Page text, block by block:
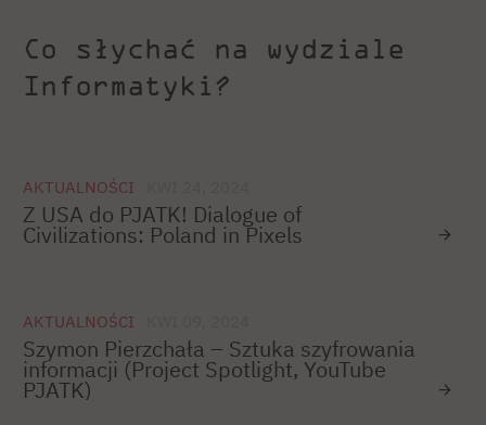
Co słychać na wydziale
Informatyki?
AKTUALNOŚCI
Z USA do PJATK! Dialogue of
Civilizations: Poland in Pixels
AKTUALNOŚCI
Szymon Pierzchała – Sztuka szyfrowania
informacji (Project Spotlight, YouTube
PJATK)